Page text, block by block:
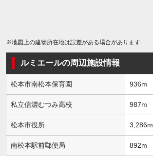
※地図上の建物所在地は誤差がある場合があります
ルミエールの周辺施設情報
松本市南松本保育園 936m
私立信濃むつみ高校 987m
松本市役所 3,286m
南松本駅前郵便局 892m